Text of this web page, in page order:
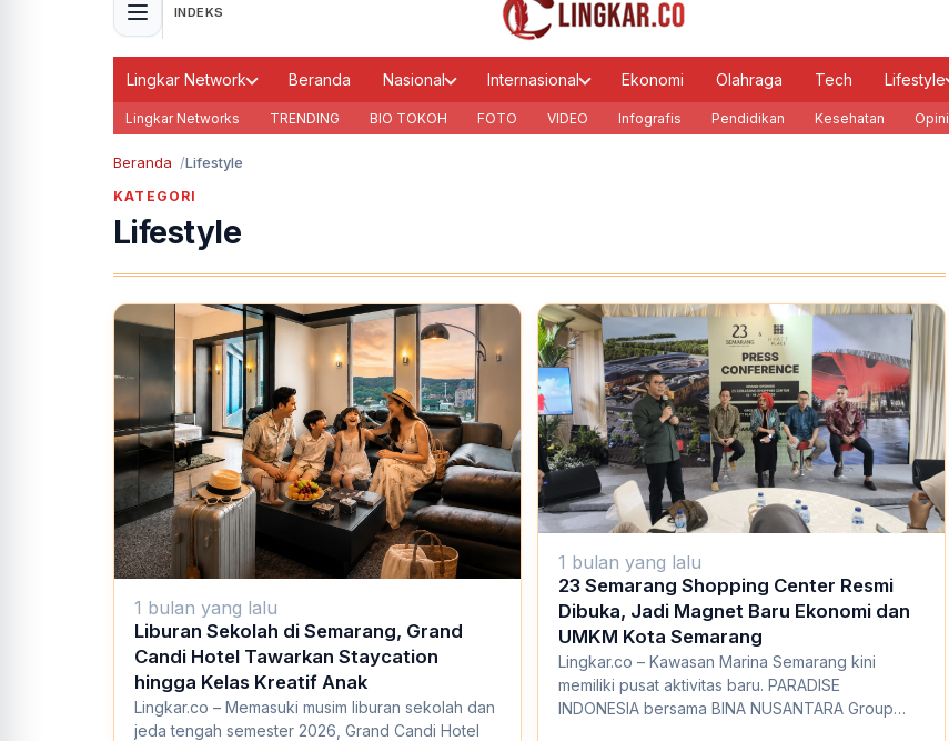
INDEKS
Lingkar Network Beranda Nasional Internasional Ekonomi Olahraga Tech Lifestyle
Lingkar Networks TRENDING BIO TOKOH FOTO VIDEO Infografis Pendidikan Kesehatan Opini
Beranda Lifestyle
KATEGORI
Lifestyle
1 bulan yang lalu
Liburan Sekolah di Semarang, Grand
Candi Hotel Tawarkan Staycation
hingga Kelas Kreatif Anak
Lingkar.co – Memasuki musim liburan sekolah dan
jeda tengah semester 2026, Grand Candi Hotel
1 bulan yang lalu
23 Semarang Shopping Center Resmi
Dibuka, Jadi Magnet Baru Ekonomi dan
UMKM Kota Semarang
Lingkar.co – Kawasan Marina Semarang kini
memiliki pusat aktivitas baru. PARADISE
INDONESIA bersama BINA NUSANTARA Group